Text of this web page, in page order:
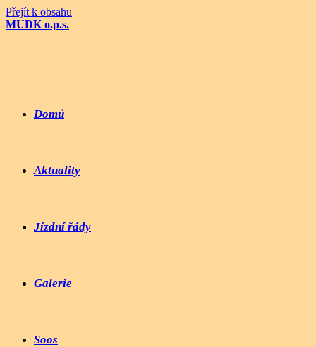
Přejít k obsahu
MUDK o.p.s.
Domů
Aktuality
Jízdní řády
Galerie
Soos